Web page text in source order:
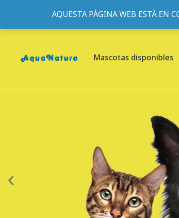
AQUESTA PÀGINA WEB ESTÀ EN
933095977-933152057-933103463- C/ de
Mascotas disponibles